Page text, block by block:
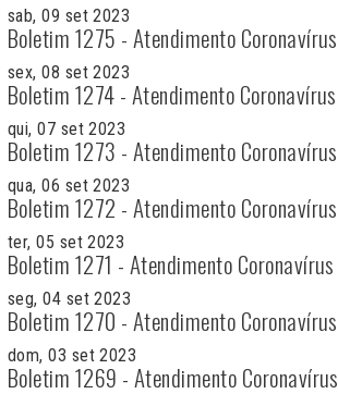
sab, 09 set 2023
Boletim 1275 - Atendimento Coronavírus
sex, 08 set 2023
Boletim 1274 - Atendimento Coronavírus
qui, 07 set 2023
Boletim 1273 - Atendimento Coronavírus
qua, 06 set 2023
Boletim 1272 - Atendimento Coronavírus
ter, 05 set 2023
Boletim 1271 - Atendimento Coronavírus
seg, 04 set 2023
Boletim 1270 - Atendimento Coronavírus
dom, 03 set 2023
Boletim 1269 - Atendimento Coronavírus